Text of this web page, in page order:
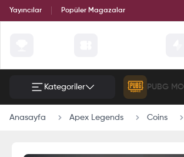
Yayıncılar Popüler Magazalar
Kategoriler PUBG
Anasayfa Apex Legends Coins